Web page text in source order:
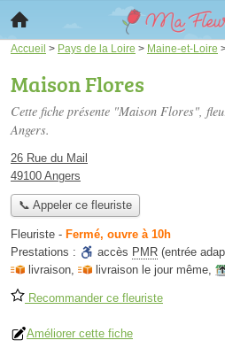
Accueil > Pays de la Loire > Maine-et-Loire
Maison Flores
Cette fiche présente "Maison Flores",
Angers.
26 Rue du Mail
49100 Angers
📞 Appeler ce fleuriste
Fleuriste - Fermé, ouvre à 10h
Prestations :
accès PMR (entrée
livraison, livraison le jour même,
Recommander ce fleuriste
Améliorer cette fiche